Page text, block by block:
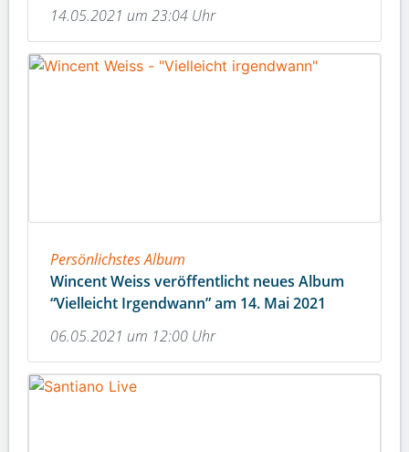
14.05.2021 um 23:04 Uhr
Persönlichstes Album
Wincent Weiss veröffentlicht neues Album
“Vielleicht Irgendwann” am 14. Mai 2021
06.05.2021 um 12:00 Uhr